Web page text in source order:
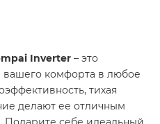
Inverter – это
комфорта в любое
тихая
делают ее отличным